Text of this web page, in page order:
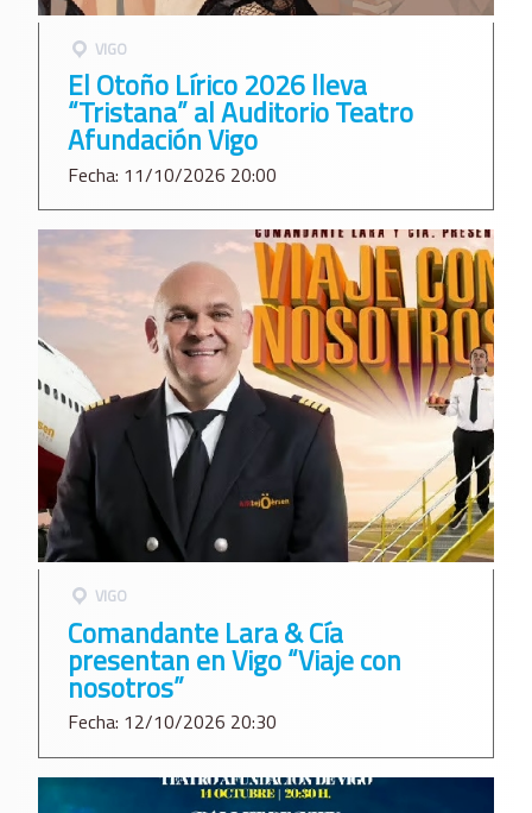
VIGO
El Otoño Lírico 2026 lleva
“Tristana” al Auditorio Teatro
Afundación Vigo
Fecha: 11/10/2026 20:00
VIGO
Comandante Lara & Cía
presentan en Vigo “Viaje con
nosotros”
Fecha: 12/10/2026 20:30